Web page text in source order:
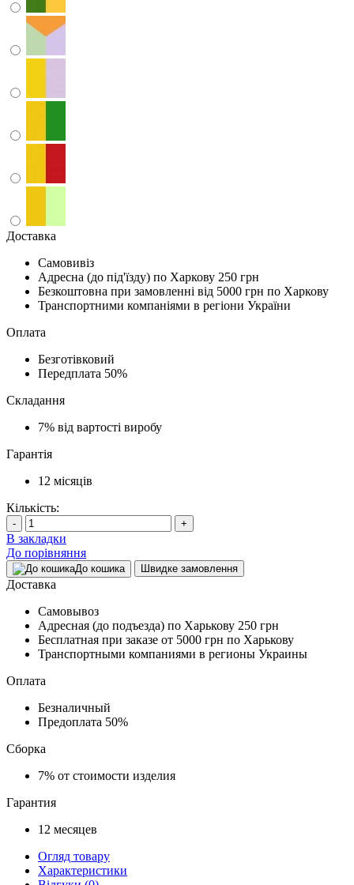
Доставка
Самовивіз
Адресна (до під'їзду) по Харкову 250 грн
Безкоштовна при замовленні від 5000 грн по Харкову
Транспортними компаніями в регіони України
Оплата
Безготівковий
Передплата 50%
Складання
7% від вартості виробу
Гарантія
12 місяців
Кількість:
- +
В закладки
До порівняння
До кошика Швидке замовлення
Доставка
Самовывоз
Адресная (до подъезда) по Харькову 250 грн
Бесплатная при заказе от 5000 грн по Харькову
Транспортными компаниями в регионы Украины
Оплата
Безналичный
Предоплата 50%
Сборка
7% от стоимости изделия
Гарантия
12 месяцев
Огляд товару
Характеристики